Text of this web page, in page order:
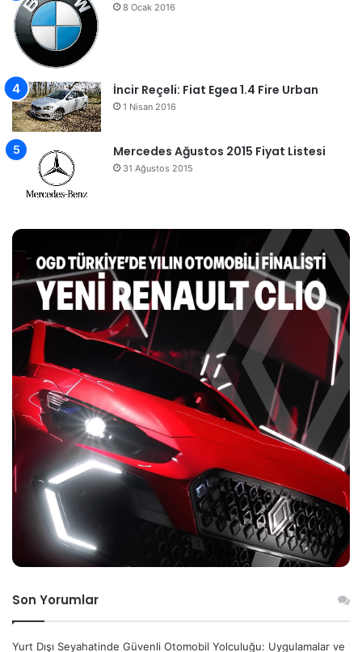
8 Ocak 2016
İncir Reçeli: Fiat Egea 1.4 Fire Urban
1 Nisan 2016
Mercedes Ağustos 2015 Fiyat Listesi
31 Ağustos 2015
Son Yorumlar
Yurt Dışı Seyahatinde Güvenli Otomobil Yolculuğu: Uygulamalar ve